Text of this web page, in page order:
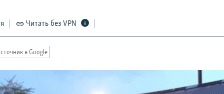
Читать без VPN
в Google